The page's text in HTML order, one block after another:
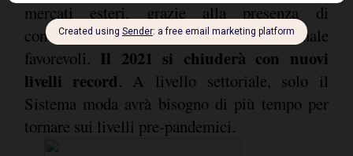
mercati esteri, grazie alla presenza di
condizioni di domanda internazionale
favorevoli. Il 2021 si chiuderà con nuovi
livelli record. A livello settoriale, solo il
Sistema moda avrà bisogno di più tempo per
tornare sui livelli pre-pandemici.